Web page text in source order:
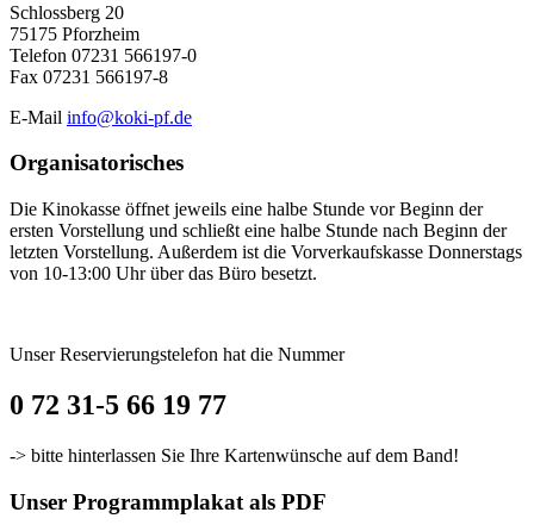
Schlossberg 20
75175 Pforzheim
Telefon 07231 566197-0
Fax 07231 566197-8
E-Mail info@koki-pf.de
Organisatorisches
Die Kinokasse öffnet jeweils eine halbe Stunde vor Beginn der
ersten Vorstellung und schließt eine halbe Stunde nach Beginn der
letzten Vorstellung. Außerdem ist die Vorverkaufskasse Donnerstags
von 10-13:00 Uhr über das Büro besetzt.
Unser Reservierungstelefon hat die Nummer
0 72 31-5 66 19 77
-> bitte hinterlassen Sie Ihre Kartenwünsche auf dem Band!
Unser Programmplakat als PDF